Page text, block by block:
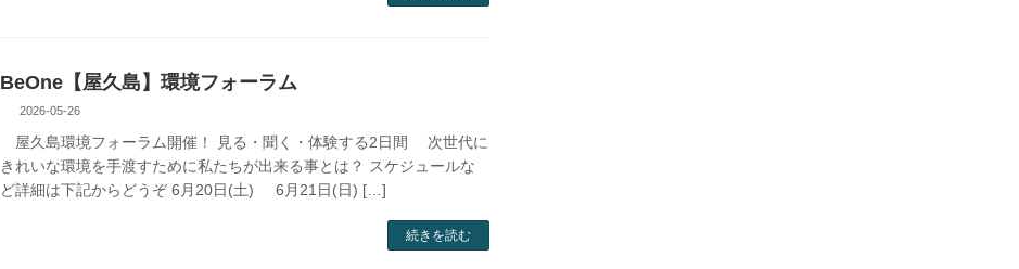
BeOne【屋久島】環境フォーラム
2026-05-26
屋久島環境フォーラム開催！ 見る・聞く・体験する2日間 次世代に
きれいな環境を手渡すために私たちが出来る事とは？ スケジュールな
ど詳細は下記からどうぞ 6月20日(土) 6月21日(日) […]
続きを読む